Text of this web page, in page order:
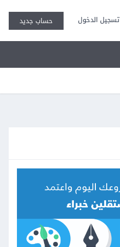
تسجيل الدخول حساب جديد